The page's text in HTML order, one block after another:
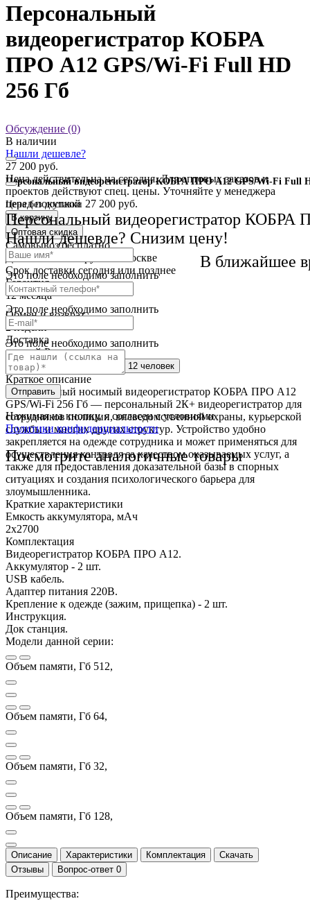
Персональный
видеорегистратор КОБРА
ПРО А12 GPS/Wi-Fi Full HD
256 Гб
Обсуждение (0)
Персональный видеорегистратор КОБРА ПРО А12 GPS/Wi-Fi Full
Цена без доставки 27 200 руб.
Персональный видеорегистратор
Нашли дешевле? Снизим цену!
Это поле необходимо заполнить
Это поле необходимо заполнить
Это поле необходимо заполнить
Отправить
Нажимая на кнопку, я согласен с условиями
Политики конфиденциальности
Посмотрите аналогичные товары
В наличии
Нашли дешевле?
В ближайшее
27 200 руб.
Цена действительна на сегодня. Для оптовых заказов и
проектов действуют спец. цены. Уточняйте у менеджера
перед покупкой
В корзину
Оптовая скидка
Самовывоз бесплатно
Доставка от 250 руб. по Москве
Cрок доставки сегодня или позднее
Гарантия
12 месяца
Обмен и возврат
2 недели
Доставка
по всей России
Сейчас этот товар смотрят 12 человек
Краткое описание
Персональный носимый видеорегистратор КОБРА ПРО А12
GPS/Wi-Fi 256 Гб — персональный 2К+ видеорегистратор для
сотрудников полиции, вневедомственной охраны, курьерской
службы и многих других структур. Устройство удобно
закрепляется на одежде сотрудника и может применяться для
осуществления контроля за качеством оказываемых услуг, а
также для предоставления доказательной базы в спорных
ситуациях и создания психологического барьера для
злоумышленника.
Краткие характеристики
Емкость аккумулятора, мАч
2х2700
Комплектация
Видеорегистратор КОБРА ПРО А12.
Аккумулятор - 2 шт.
USB кабель.
Адаптер питания 220В.
Крепление к одежде (зажим, прищепка) - 2 шт.
Инструкция.
Док станция.
Модели данной серии:
Объем памяти, Гб 512,
Объем памяти, Гб 64,
Объем памяти, Гб 32,
Объем памяти, Гб 128,
Описание Характеристики Комплектация
Скачать
Отзывы
Вопрос-ответ 0
Преимущества: